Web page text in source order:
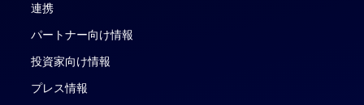
連携
パートナー向け情報
投資家向け情報
プレス情報